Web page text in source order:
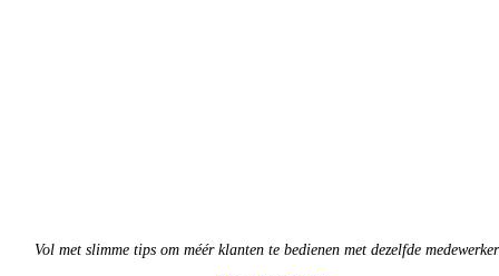
Vol met slimme tips om méér klanten te bedienen met dezelfde